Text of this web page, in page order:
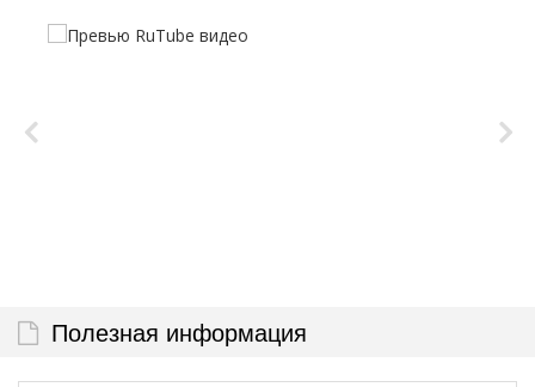
Полезная информация